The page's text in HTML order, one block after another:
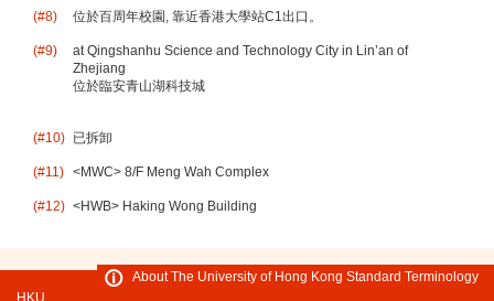
(#8) 位於百周年校園, 靠近香港大學站C1出口。
(#9)
at Qingshanhu Science and Technology City in Lin’an of
Zhejiang
位於臨安青山湖科技城
(#10) 已拆卸
(#11) <MWC> 8/F Meng Wah Complex
(#12) <HWB> Haking Wong Building
About The University of Hong Kong Standard Terminology
HKU